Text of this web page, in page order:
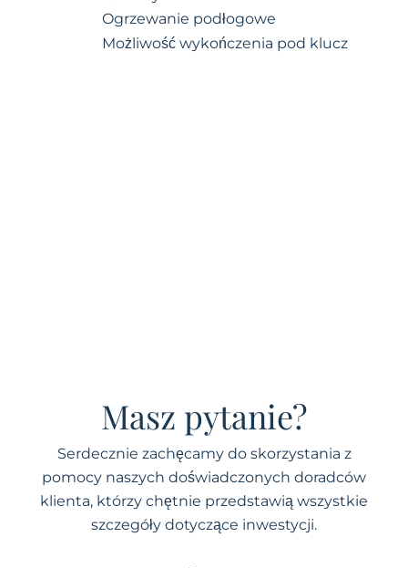
Ogrzewanie podłogowe
Możliwość wykończenia pod klucz
Masz pytanie?
Serdecznie zachęcamy do skorzystania z
pomocy naszych doświadczonych doradców
klienta, którzy chętnie przedstawią wszystkie
szczegóły dotyczące inwestycji.